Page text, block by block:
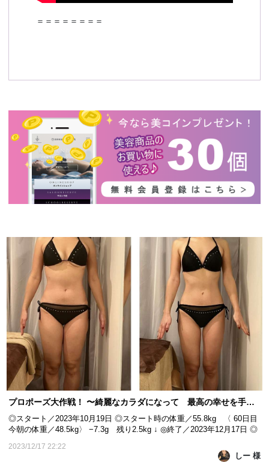
＝＝＝＝＝＝＝＝
プロポーズ大作戦！ 〜綺麗なカラダになって 最高の幸せを手に入れる！〜 60日目
◎スタート／2023年10月19日 ◎スタート時の体重／55.8kg 〈 60日目
今朝の体重／48.5kg〉 −7.3g 残り2.5kg ↓ ◎終了／2023年12月17日 ◎
です☺ 今日は施術15回目の日でした😊 そして2ヶ月間のモニター最終日
2023/12/17 22:22
しー 様